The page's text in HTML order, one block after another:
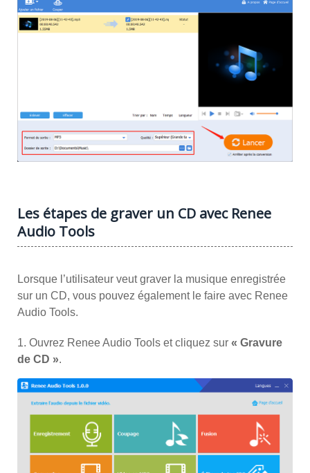
Les étapes de graver un CD avec Renee
Audio Tools
Lorsque l’utilisateur veut graver la musique enregistrée
sur un CD, vous pouvez également le faire avec Renee
Audio Tools.
1. Ouvrez Renee Audio Tools et cliquez sur « Gravure
de CD ».